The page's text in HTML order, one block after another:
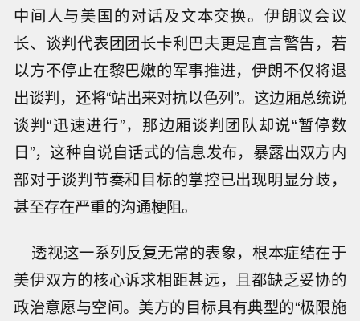
中间人与美国的对话及文本交换。伊朗议会议
长、谈判代表团团长卡利巴夫更是直言警告，若
以方不停止在黎巴嫩的军事推进，伊朗不仅将退
出谈判，还将“站出来对抗以色列”。这边厢总统说
谈判“迅速进行”，那边厢谈判团队却说“暂停数
日”，这种自说自话式的信息发布，暴露出双方内
部对于谈判节奏和目标的掌控已出现明显分歧，
甚至存在严重的沟通梗阻。
透视这一系列反复无常的表象，根本症结在于
美伊双方的核心诉求相距甚远，且都缺乏妥协的
政治意愿与空间。美方的目标具有典型的“极限施